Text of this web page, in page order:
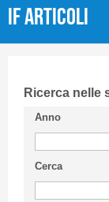
CIFI in breve
Linee Guida
Privacy Policy
IF Articoli
Ricerca nelle
Anno
Cerca